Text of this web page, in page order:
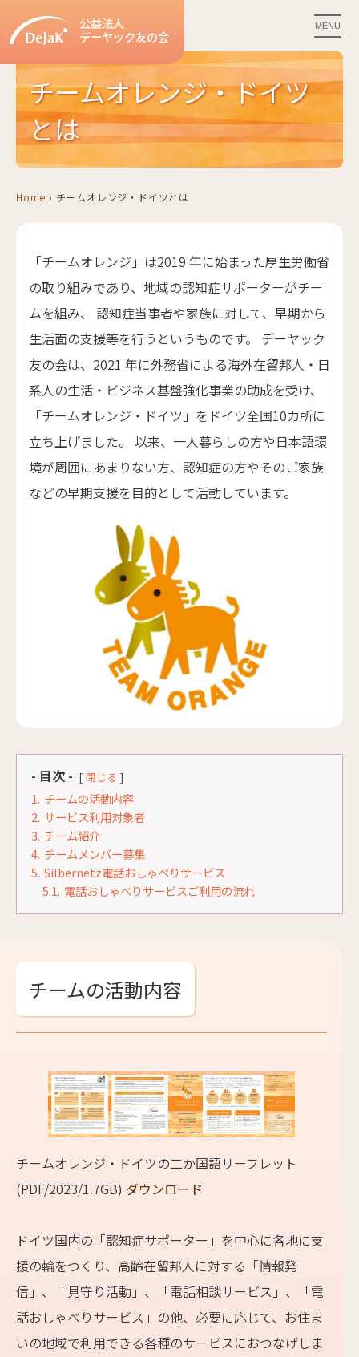
公益法人
デーヤック友の会
MENU
チームオレンジ・ドイツ
とは
Home › チームオレンジ・ドイツとは
「チームオレンジ」は2019 年に始まった厚生労働省
の取り組みであり、地域の認知症サポーターがチー
ムを組み、 認知症当事者や家族に対して、早期から
生活面の支援等を行うというものです。 デーヤック
友の会は、2021 年に外務省による海外在留邦人・日
系人の生活・ビジネス基盤強化事業の助成を受け、
「チームオレンジ・ドイツ」をドイツ全国10カ所に
立ち上げました。 以来、一人暮らしの方や日本語環
境が周囲にあまりない方、認知症の方やそのご家族
などの早期支援を目的として活動しています。
- 目次 - 閉じる
1. チームの活動内容
2. サービス利用対象者
3. チーム紹介
4. チームメンバー募集
5. Silbernetz電話おしゃべりサービス
5.1. 電話おしゃべりサービスご利用の流れ
チームの活動内容
チームオレンジ・ドイツの二か国語リーフレット
(PDF/2023/1.7GB) ダウンロード
ドイツ国内の「認知症サポーター」を中心に各地に支
援の輪をつくり、高齢在留邦人に対する「情報発
信」、「見守り活動」、「電話相談サービス」、「電
話おしゃべりサービス」の他、必要に応じて、お住ま
いの地域で利用できる各種のサービスにおつなげしま